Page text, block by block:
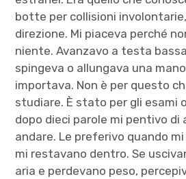
botte per collisioni
direzione. Mi piaceva perché
niente. Avanzavo a testa
spingeva o allungava una
importava. Non è per questo
studiare. È stato per gli esami
dopo dieci parole mi pentivo di
andare. Le preferivo quando
mi restavano dentro. Se
aria e perdevano peso,